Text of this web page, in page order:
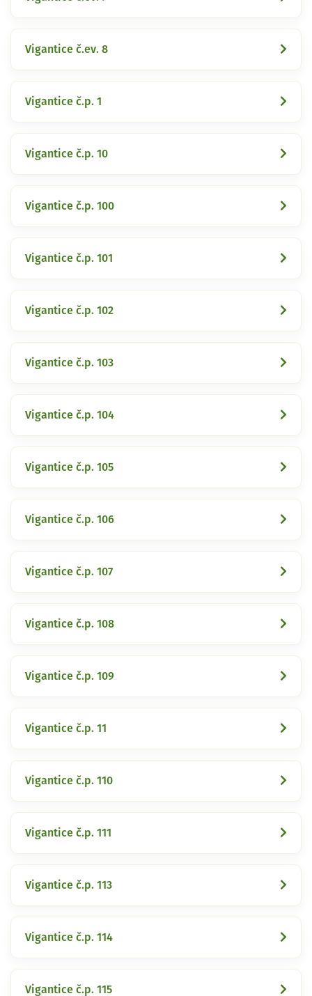
Vigantice č.ev. 8
Vigantice č.p. 1
Vigantice č.p. 10
Vigantice č.p. 100
Vigantice č.p. 101
Vigantice č.p. 102
Vigantice č.p. 103
Vigantice č.p. 104
Vigantice č.p. 105
Vigantice č.p. 106
Vigantice č.p. 107
Vigantice č.p. 108
Vigantice č.p. 109
Vigantice č.p. 11
Vigantice č.p. 110
Vigantice č.p. 111
Vigantice č.p. 113
Vigantice č.p. 114
Vigantice č.p. 115